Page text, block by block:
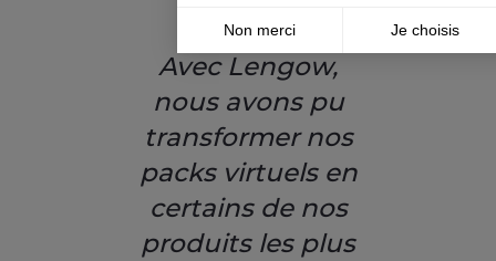
Non merci
Je choisis
Axeptio consent
Plateforme de Gestion du Consentement :
Notre plateforme vous permet d'adapter et
Avec Lengow,
nous avons pu
transformer nos
packs virtuels en
certains de nos
produits les plus